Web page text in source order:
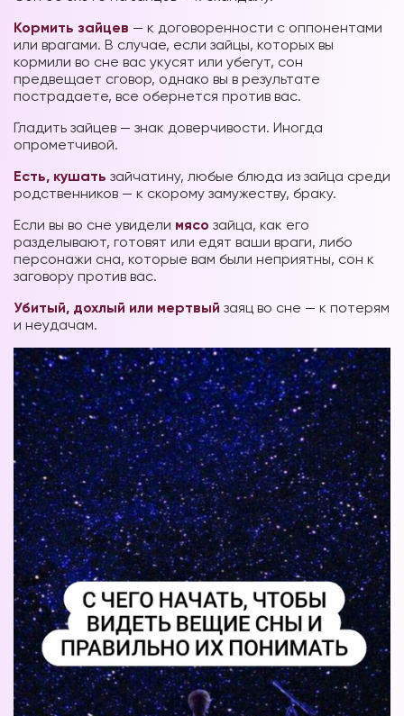
Кормить зайцев — к договоренности с оппонентами
или врагами. В случае, если зайцы, которых вы
кормили во сне вас укусят или убегут, сон
предвещает сговор, однако вы в результате
пострадаете, все обернется против вас.
Гладить зайцев — знак доверчивости. Иногда
опрометчивой.
Есть, кушать зайчатину, любые блюда из зайца среди
родственников — к скорому замужеству, браку.
Если вы во сне увидели мясо зайца, как его
разделывают, готовят или едят ваши враги, либо
персонажи сна, которые вам были неприятны, сон к
заговору против вас.
Убитый, дохлый или мертвый заяц во сне — к потерям
и неудачам.